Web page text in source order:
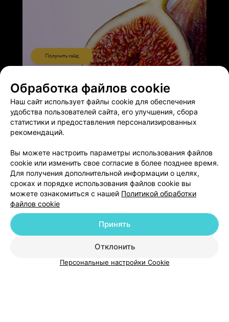
Добавить специалиста
О проекте Новости проекта
Размещение рекламы
Медицинский маркетинг
Публичный договор
Пользовательское соглашение
Способы оплаты
Обработка файлов cookie
Наш сайт использует файлы cookie для обеспечения
удобства пользователей сайта, его улучшения, сбора
статистики и предоставления персонализированных
рекомендаций.
Вы можете настроить параметры использования файлов
cookie или изменить свое согласие в более позднее время.
Для получения дополнительной информации о целях,
сроках и порядке использования файлов cookie вы
можете ознакомиться с нашей Политикой обработки
файлов cookie
Отклонить
Принять
Персональные настройки Cookie